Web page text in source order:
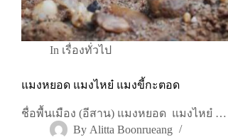
In เรื่องทั่วไป
แมงหยอด แมงไหย๋ แมงขี้กะตอด
ชื่อพื้นเมือง (อีสาน) แมงหยอด แมงไหย๋ …
By Alitta Boonrueang